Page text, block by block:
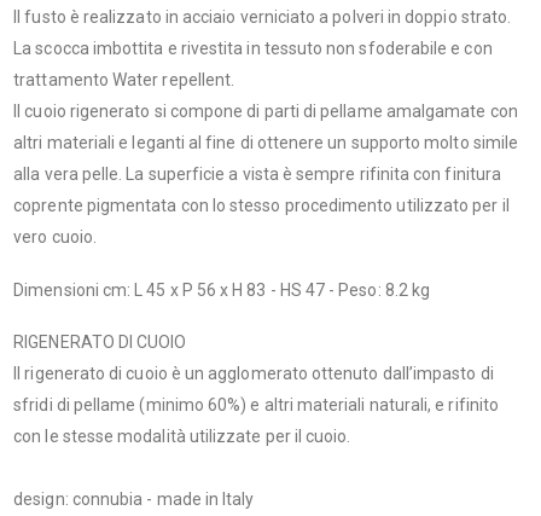
Il fusto è realizzato in acciaio verniciato a polveri in doppio strato.
La scocca imbottita e rivestita in tessuto non sfoderabile e con
trattamento Water repellent.
Il cuoio rigenerato si compone di parti di pellame amalgamate con
altri materiali e leganti al fine di ottenere un supporto molto simile
alla vera pelle. La superficie a vista è sempre rifinita con finitura
coprente pigmentata con lo stesso procedimento utilizzato per il
vero cuoio.
Dimensioni cm: L 45 x P 56 x H 83 - HS 47 - Peso: 8.2 kg
RIGENERATO DI CUOIO
Il rigenerato di cuoio è un agglomerato ottenuto dall’impasto di
sfridi di pellame (minimo 60%) e altri materiali naturali, e rifinito
con le stesse modalità utilizzate per il cuoio.
design: connubia - made in Italy